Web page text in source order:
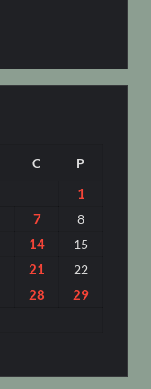
C P
1
7
8
14 15
21
22
28
29